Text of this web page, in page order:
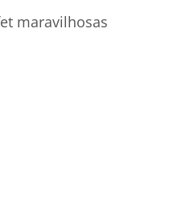
maravilhosas